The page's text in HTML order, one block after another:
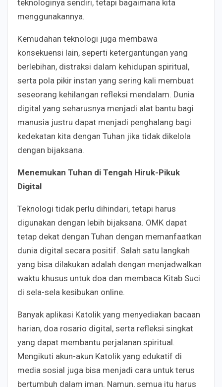
teknologinya sendiri, tetapi bagaimana kita
menggunakannya.
Kemudahan teknologi juga membawa
konsekuensi lain, seperti ketergantungan yang
berlebihan, distraksi dalam kehidupan spiritual,
serta pola pikir instan yang sering kali membuat
seseorang kehilangan refleksi mendalam. Dunia
digital yang seharusnya menjadi alat bantu bagi
manusia justru dapat menjadi penghalang bagi
kedekatan kita dengan Tuhan jika tidak dikelola
dengan bijaksana.
Menemukan Tuhan di Tengah Hiruk-Pikuk
Digital
Teknologi tidak perlu dihindari, tetapi harus
digunakan dengan lebih bijaksana. OMK dapat
tetap dekat dengan Tuhan dengan memanfaatkan
dunia digital secara positif. Salah satu langkah
yang bisa dilakukan adalah dengan menjadwalkan
waktu khusus untuk doa dan membaca Kitab Suci
di sela-sela kesibukan online.
Banyak aplikasi Katolik yang menyediakan bacaan
harian, doa rosario digital, serta refleksi singkat
yang dapat membantu perjalanan spiritual.
Mengikuti akun-akun Katolik yang edukatif di
media sosial juga bisa menjadi cara untuk terus
bertumbuh dalam iman. Namun, semua itu harus